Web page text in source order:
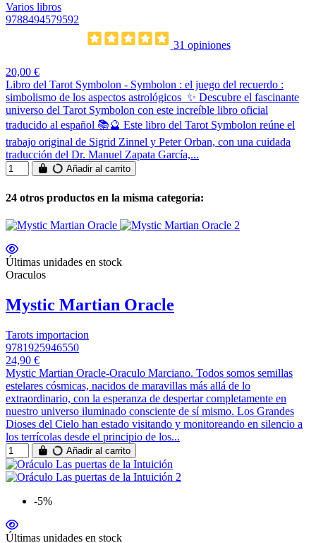
Varios libros
9788494579592
31 opiniones
20,00 €
Libro del Tarot Symbolon - Symbolon : el juego del recuerdo :
simbolismo de los aspectos astrológicos ✨ Descubre el fascinante
universo del Tarot Symbolon con este increíble libro oficial
traducido al español 📚🔮 Este libro del Tarot Symbolon reúne el
trabajo original de Sigrid Zinnel y Peter Orban, con una cuidada
traducción del Dr. Manuel Zapata García,...
Añadir al carrito
24 otros productos en la misma categoría:
Últimas unidades en stock
Oraculos
Mystic Martian Oracle
Tarots importacion
9781925946550
24,90 €
Mystic Martian Oracle-Oraculo Marciano. Todos somos semillas
estelares cósmicas, nacidos de maravillas más allá de lo
extraordinario, con la esperanza de despertar completamente en
nuestro universo iluminado consciente de sí mismo. Los Grandes
Dioses del Cielo han estado visitando y monitoreando en silencio a
los terrícolas desde el principio de los...
Añadir al carrito
-5%
Últimas unidades en stock